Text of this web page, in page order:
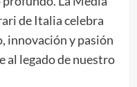
de Italia celebra
innovación y pasión
al legado de nuestro